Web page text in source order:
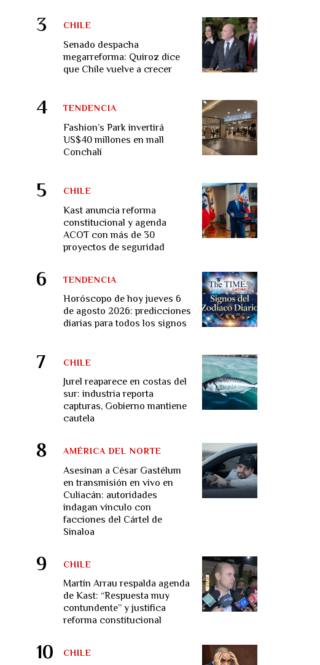
Senado despacha
megarreforma: Quiroz dice
que Chile vuelve a crecer
CHILE
Fashion’s Park invertirá
US$40 millones en mall
Conchalí
TENDENCIA
Kast anuncia reforma
constitucional y agenda
ACOT con más de 30
proyectos de seguridad
CHILE
Horóscopo de hoy jueves 6
de agosto 2026: predicciones
diarias para todos los signos
TENDENCIA
Jurel reaparece en costas del
sur: industria reporta
capturas, Gobierno mantiene
cautela
CHILE
Asesinan a César Gastélum
en transmisión en vivo en
Culiacán: autoridades
indagan vínculo con
facciones del Cártel de
Sinaloa
AMÉRICA DEL NORTE
Martín Arrau respalda agenda
de Kast: “Respuesta muy
contundente” y justifica
reforma constitucional
CHILE
CHILE